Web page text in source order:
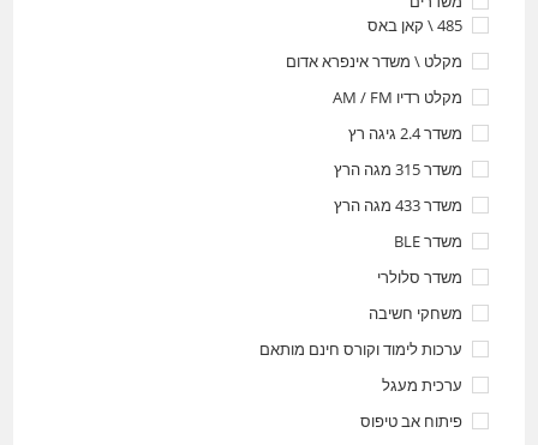
485 \ קאן באס
מקלט \ משדר אינפרא אדום
מקלט רדיו AM / FM
משדר 2.4 גיגה רץ
משדר 315 מגה הרץ
משדר 433 מגה הרץ
משדר BLE
משדר סלולרי
משחקי חשיבה
ערכות לימוד וקורס חינם מותאם
ערכית מעגל
פיתוח אב טיפוס